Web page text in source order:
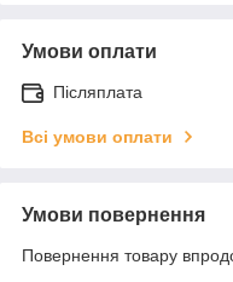
Умови оплати
Післяплата
Всі умови оплати
Умови повернення
Повернення товару